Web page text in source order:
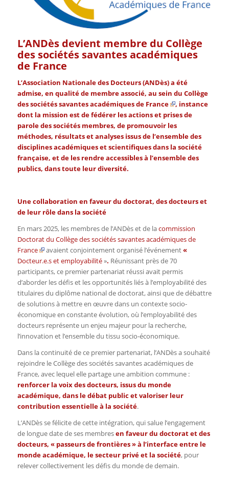
L’ANDès devient membre du Collège
des sociétés savantes académiques
de France
L’Association Nationale des Docteurs (ANDès) a été
admise, en qualité de membre associé, au sein du Collège
des sociétés savantes académiques de France
, instance
dont la mission est de fédérer les actions et prises de
parole des sociétés membres, de promouvoir les
méthodes, résultats et analyses issus de l’ensemble des
disciplines académiques et scientifiques dans la société
française, et de les rendre accessibles à l’ensemble des
publics, dans toute leur diversité.
Une collaboration en faveur du doctorat, des docteurs et
de leur rôle dans la société
En mars 2025, les membres de l’ANDès et de lacommission
Doctorat du Collège des sociétés savantes académiques de
France
avaient conjointement organisé l’événement«
Docteur.e.s et employabilité». Réunissant près de 70
participants, ce premier partenariat réussi avait permis
d’aborder les défis et les opportunités liés à l’employabilité des
titulaires du diplôme national de doctorat, ainsi que de débattre
de solutions à mettre en œuvre dans un contexte socio-
économique en constante évolution, où l’employabilité des
docteurs représente un enjeu majeur pour la recherche,
l’innovation et l’ensemble du tissu socio-économique.
Dans la continuité de ce premier partenariat, l’ANDès a souhaité
rejoindre le Collège des sociétés savantes académiques de
France, avec lequel elle partage une ambition commune :
renforcer la voix des docteurs, issus du monde
académique, dans le débat public et valoriser leur
contribution essentielle à la société.
L’ANDès se félicite de cette intégration, qui salue l’engagement
de longue date de ses membresen faveur du doctorat et des
docteurs, « passeurs de frontières » à l’interface entre le
monde académique, le secteur privé et la société, pour
relever collectivement les défis du monde de demain.